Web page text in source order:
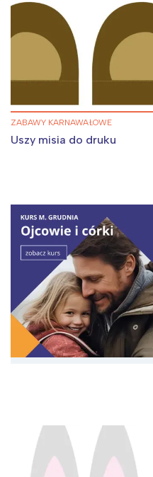
ZABAWY KARNAWAŁOWE
Uszy misia do druku
tego
Warszawa
Łódź
Poznań
Wrocław